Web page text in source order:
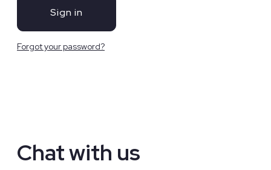
Forgot your password?
Chat with us